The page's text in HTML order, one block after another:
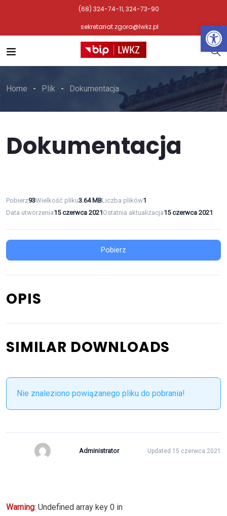
(68) 324-74-11, 324-73-90
sekretariat.zgora@lwkz.pl
Home Plik Dokumentacja
Dokumentacja
Pobierz93Wielkość pliku3.64 MBLiczba plików1
Data utworzenia15 czerwca 2021Ostatnia aktualizacja15 czerwca 2021
Pobierz
OPIS
SIMILAR DOWNLOADS
Nie znaleziono powiązanego pliku do pobrania!
Administrator Updated 15 czerwca 2021
Warning: Undefined array key 0 in